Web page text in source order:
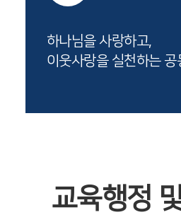
하나님을 사랑하고,
이웃사랑을 실천하는 공
교육행정